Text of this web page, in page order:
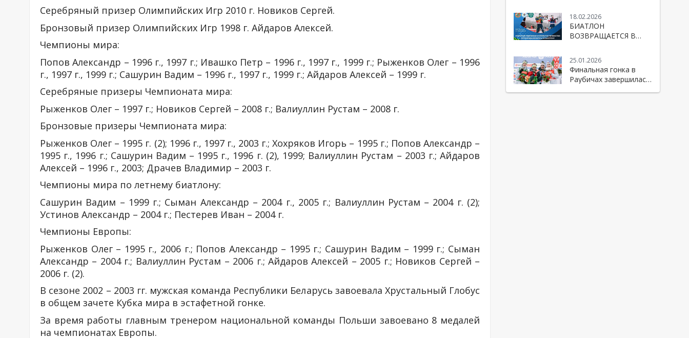
Серебряный призер Олимпийских Игр 2010 г. Новиков Сергей.
Бронзовый призер Олимпийских Игр 1998 г. Айдаров Алексей.
Чемпионы мира:
Попов Александр – 1996 г., 1997 г.; Ивашко Петр – 1996 г., 1997 г., 1999 г.; Рыженков Олег – 1996
г., 1997 г., 1999 г.; Сашурин Вадим – 1996 г., 1997 г., 1999 г.; Айдаров Алексей – 1999 г.
Серебряные призеры Чемпионата мира:
Рыженков Олег – 1997 г.; Новиков Сергей – 2008 г.; Валиуллин Рустам – 2008 г.
Бронзовые призеры Чемпионата мира:
Рыженков Олег – 1995 г. (2); 1996 г., 1997 г., 2003 г.; Хохряков Игорь – 1995 г.; Попов Александр –
1995 г., 1996 г.; Сашурин Вадим – 1995 г., 1996 г. (2), 1999; Валиуллин Рустам – 2003 г.; Айдаров
Алексей – 1996 г., 2003; Драчев Владимир – 2003 г.
Чемпионы мира по летнему биатлону:
Сашурин Вадим – 1999 г.; Сыман Александр – 2004 г., 2005 г.; Валиуллин Рустам – 2004 г. (2);
Устинов Александр – 2004 г.; Пестерев Иван – 2004 г.
Чемпионы Европы:
Рыженков Олег – 1995 г., 2006 г.; Попов Александр – 1995 г.; Сашурин Вадим – 1999 г.; Сыман
Александр – 2004 г.; Валиуллин Рустам – 2006 г.; Айдаров Алексей – 2005 г.; Новиков Сергей –
2006 г. (2).
В сезоне 2002 – 2003 гг. мужская команда Республики Беларусь завоевала Хрустальный Глобус
в общем зачете Кубка мира в эстафетной гонке.
За время работы главным тренером национальной команды Польши завоевано 8 медалей
на чемпионатах Европы.
18.02.2026
БИАТЛОН
ВОЗВРАЩАЕТСЯ В
25.01.2026
Финальная гонка в
Раубичах завершилась